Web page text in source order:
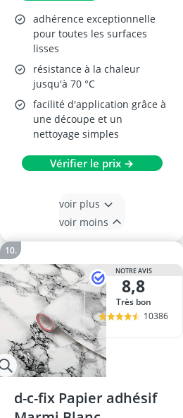
adhérence exceptionnelle
pour toutes les surfaces
lisses
résistance à la chaleur
jusqu'à 70 °C
facilité d'application grâce à
une découpe et un
nettoyage simples
Vérifier le prix →
voir plus
voir moins
NOTRE AVIS
8,8
Très bon
10386
d-c-fix Papier adhésif